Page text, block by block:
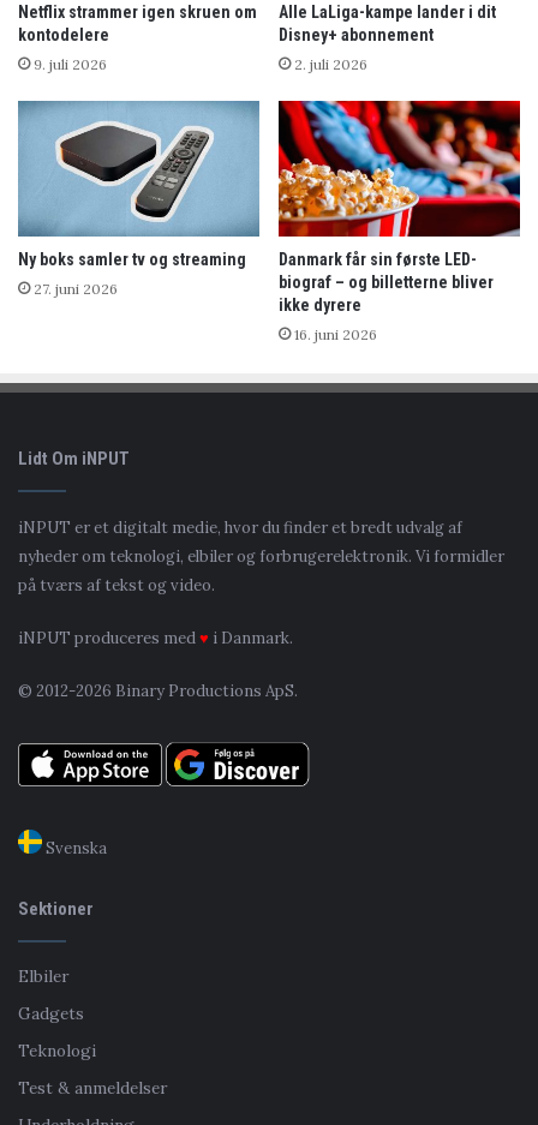
Netflix strammer igen skruen om
kontodelere
9. juli 2026
Alle LaLiga-kampe lander i dit
Disney+ abonnement
2. juli 2026
Ny boks samler tv og streaming
27. juni 2026
Danmark får sin første LED-
biograf – og billetterne bliver
ikke dyrere
16. juni 2026
Lidt Om iNPUT
iNPUT er et digitalt medie, hvor du finder et bredt udvalg af
nyheder om teknologi, elbiler og forbrugerelektronik. Vi formidler
på tværs af tekst og video.
iNPUT produceres med♥ i Danmark.
© 2012-2026 Binary Productions ApS.
Svenska
Sektioner
Elbiler
Gadgets
Teknologi
Test & anmeldelser